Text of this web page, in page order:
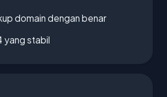
domain dengan benar
yang stabil